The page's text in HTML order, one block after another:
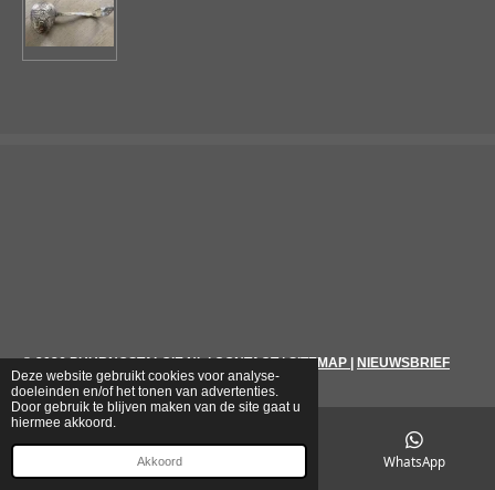
Deze website gebruikt cookies voor analyse-
doeleinden en/of het tonen van advertenties.
Door gebruik te blijven maken van de site gaat u
hiermee akkoord.
Akkoord
© 2026 PUURNOSTALGIE.NL|CONTACT|SITEMAP NIEUWSBRIEF
WhatsApp